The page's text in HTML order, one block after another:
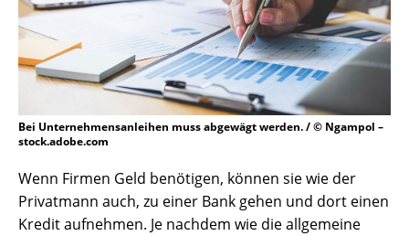
Bei Unternehmensanleihen muss abgewägt werden. / © Ngampol –
stock.adobe.com
Wenn Firmen Geld benötigen, können sie wie der
Privatmann auch, zu einer Bank gehen und dort einen
Kredit aufnehmen. Je nachdem wie die allgemeine